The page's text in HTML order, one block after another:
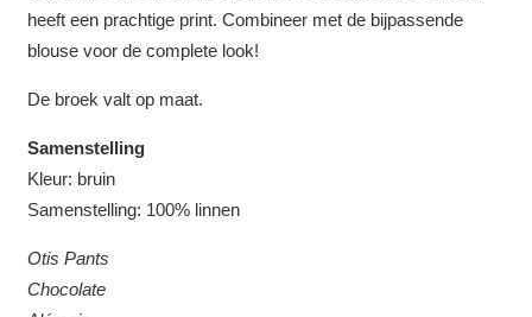
heeft een prachtige print. Combineer met de bijpassende
blouse voor de complete look!
De broek valt op maat.
Samenstelling
Kleur: bruin
Samenstelling: 100% linnen
Otis Pants
Chocolate